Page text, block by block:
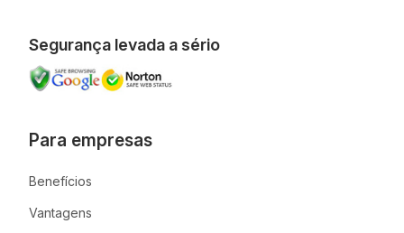
Segurança levada a sério
Para empresas
Benefícios
Vantagens